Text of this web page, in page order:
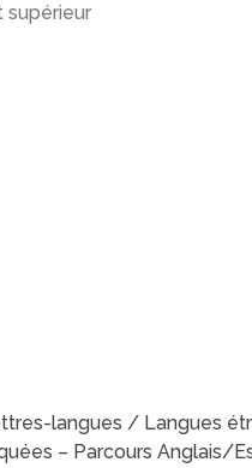
supérieur
langues / Langues
– Parcours Anglais/